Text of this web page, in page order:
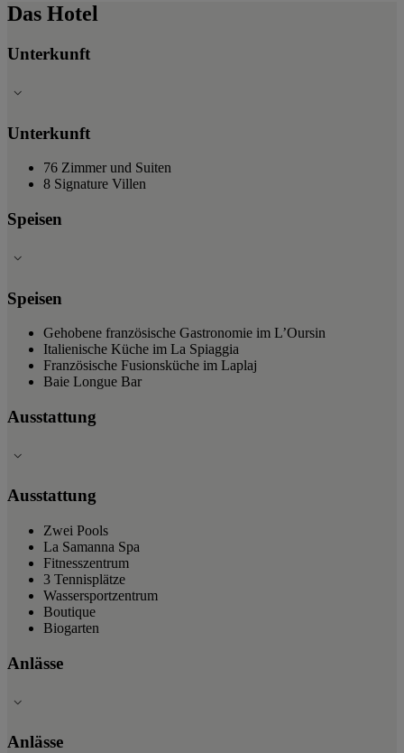
Das Hotel
Unterkunft
Unterkunft
76 Zimmer und Suiten
8 Signature Villen
Speisen
Speisen
Gehobene französische Gastronomie im L’Oursin
Italienische Küche im La Spiaggia
Französische Fusionsküche im Laplaj
Baie Longue Bar
Ausstattung
Ausstattung
Zwei Pools
La Samanna Spa
Fitnesszentrum
3 Tennisplätze
Wassersportzentrum
Boutique
Biogarten
Anlässe
Anlässe